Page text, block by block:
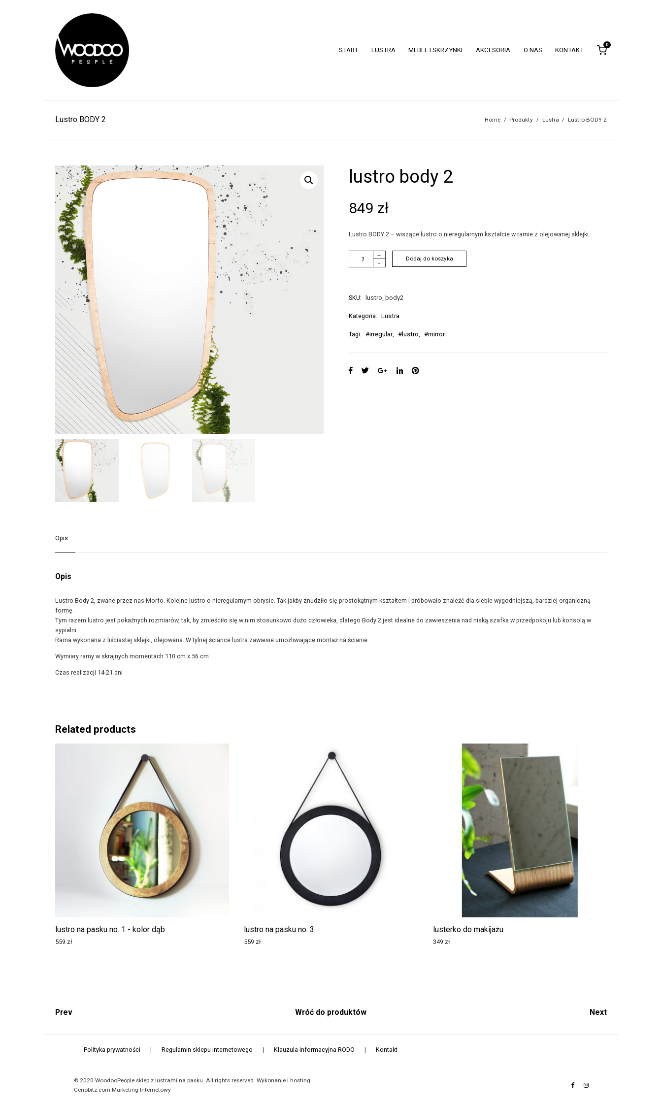
START LUSTRA MEBLE I SKRZYNKI AKCESORIA O NAS KONTAKT
0
Lustro BODY 2 Home / Produkty / Lustra / Lustro BODY 2
lustro body 2
849 zł
Lustro BODY 2 – wiszące lustro o nieregularnym kształcie w ramie z olejowanej sklejki.
ć
u
t
o
O
+
-
Dodaj do koszyka
SKU: lustro_body2
Kategoria: Lustra
Tagi: #irregular, #lustro #mirror
Opis
Opis
Lustro Body 2, zwane przez nas Morfo. Kolejne lustro o nieregularnym obrysie. Tak jakby znudziło się prostokątnym kształtem i próbowało znaleźć dla siebie wygodniejszą, bardziej organiczną
formę.
Tym razem lustro jest pokaźnych rozmiarów, tak, by zmieściło się w nim stosunkowo dużo człowieka, dlatego Body 2 jest idealne do zawieszenia nad niską szafka w przedpokoju lub konsolą w
sypialni.
Rama wykonana z liściastej sklejki, olejowana. W tylnej ściance lustra zawiesie umożliwiające montaż na ścianie.
Wymiary ramy w skrajnych momentach 110 cm x 56 cm
Czas realizacji 14-21 dni
Related products
lustro na pasku no. 1 - kolor dąb
559 zł
lustro na pasku no. 3
559 zł
lusterko do makijażu
349 zł
Prev Wróć do produktów Next
Polityka prywatności | Regulamin sklepu internetowego | Klauzula informacyjna RODO | Kontakt
© 2020 WoodooPeople sklep z lustrami na pasku. All rights reserved. Wykonanie i hosting
Cenobitz.com Marketing Internetowy